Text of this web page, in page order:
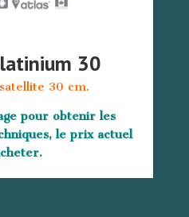
30
30 cm.
pour obtenir les
le prix actuel